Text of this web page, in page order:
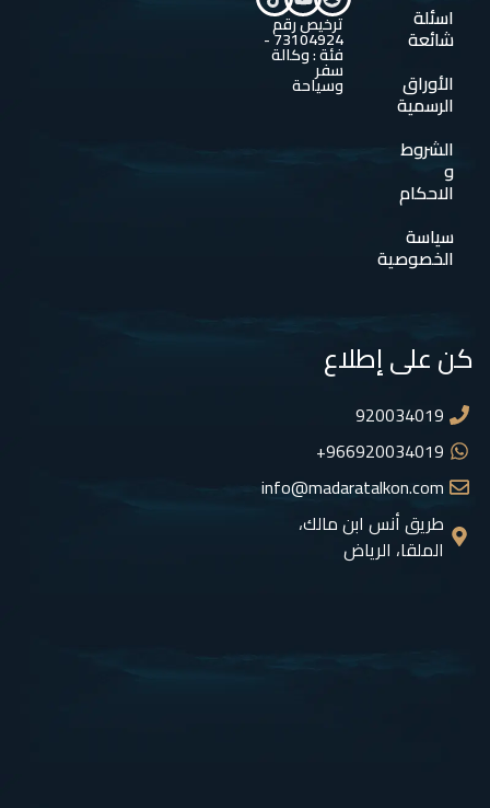
اسئلة
شائعة
الأوراق
الرسمية
الشروط
و
الاحكام
سياسة
الخصوصية
ترخيص رقم
73104924 -
فئة : وكالة
سفر
وسياحة
كن على إطلاع
920034019
966920034019+
info@madaratalkon.com
طريق أنس ابن مالك،
الملقا، الرياض